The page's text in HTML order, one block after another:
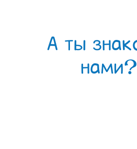
А ты
нами?